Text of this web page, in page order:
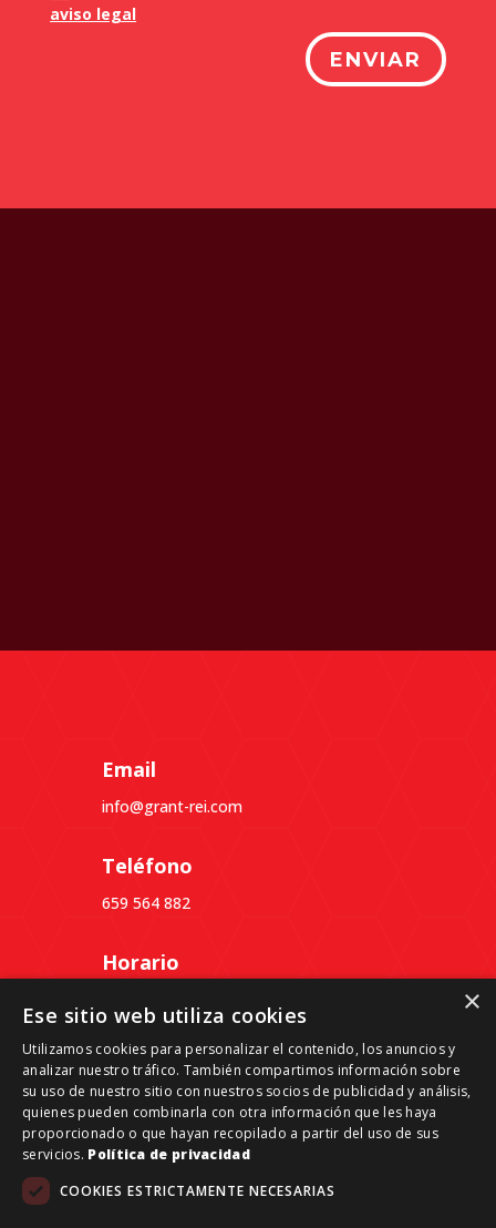
aviso legal
ENVIAR
Email
info@grant-rei.com
Teléfono
659 564 882
Horario
Viernes: 09:30 a 14:00
Dirección
Passeig del Ferrocarril, 339, 3º 4ª, Despacho B,
08860 Castelldefels, Barcelona
×
Ese sitio web utiliza cookies
Utilizamos cookies para personalizar el contenido, los anuncios y
analizar nuestro tráfico. También compartimos información sobre
su uso de nuestro sitio con nuestros socios de publicidad y análisis,
quienes pueden combinarla con otra información que les haya
proporcionado o que hayan recopilado a partir del uso de sus
servicios. Política de privacidad
COOKIES ESTRICTAMENTE NECESARIAS